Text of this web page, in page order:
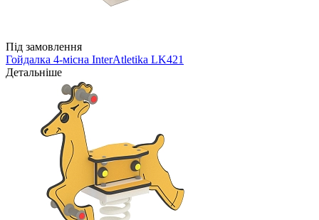
Під замовлення
Гойдалка 4-місна InterAtletika LK421
Детальніше